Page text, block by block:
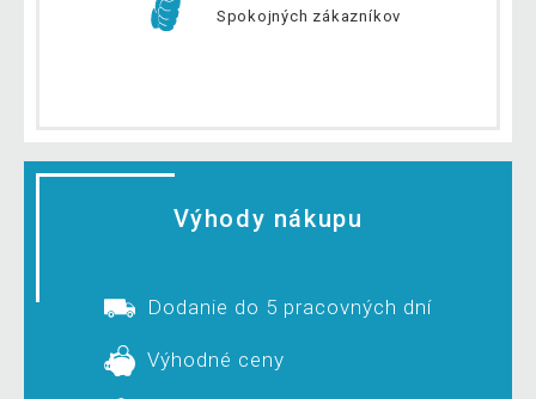
Spokojných zákazníkov
Výhody nákupu
Dodanie do 5 pracovných dní
Výhodné ceny